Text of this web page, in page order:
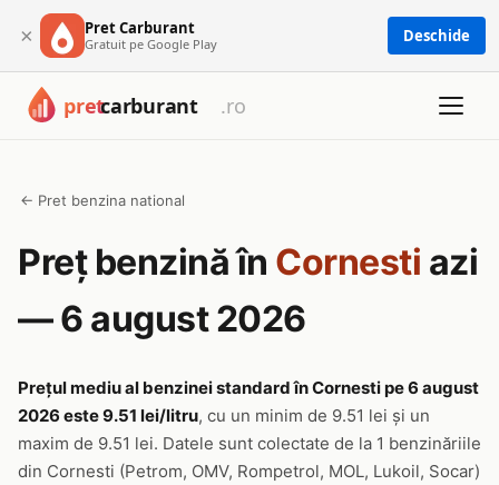
× Pret Carburant
Gratuit pe Google Play Deschide
← Pret benzina national
Preț benzină în Cornesti azi
— 6 august 2026
Prețul mediu al benzinei standard în Cornesti pe 6 august
2026 este 9.51 lei/litru, cu un minim de 9.51 lei și un
maxim de 9.51 lei. Datele sunt colectate de la 1 benzinăriile
din Cornesti (Petrom, OMV, Rompetrol, MOL, Lukoil, Socar)